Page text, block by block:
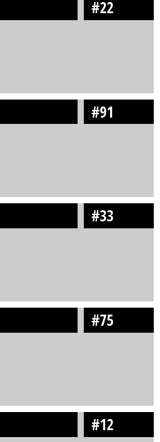
#22
#91
#33
#75
#12